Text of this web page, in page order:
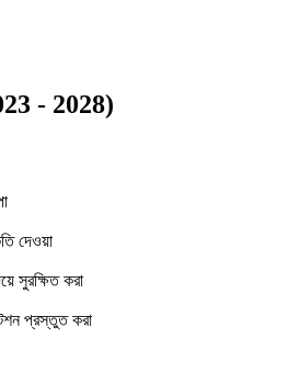
- 2028)
দেওয়া
সুরক্ষিত করা
প্রস্তুত করা